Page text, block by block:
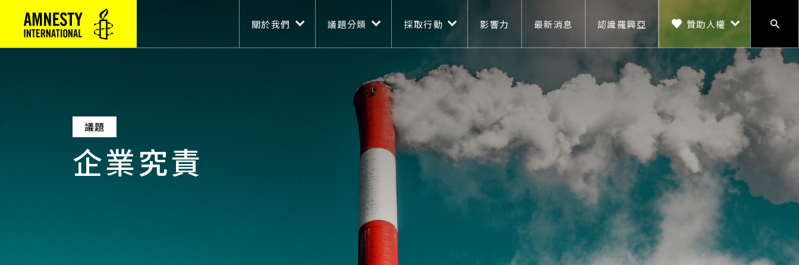
關於我們 議題分類 採取行動 影響力 最新消息 認識羅興亞
贊助人權
贊助人權
搜尋
議題
企業究責